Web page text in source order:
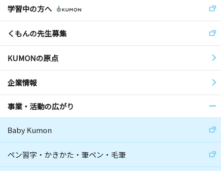
学習中の方へ
くもんの先生募集
KUMONの原点
企業情報
事業・活動の広がり
Baby Kumon
ペン習字・かきかた・筆ペン・毛筆